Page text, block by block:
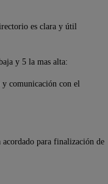
es clara y útil
y 5 la mas alta:
comunicación con el
para finalización de